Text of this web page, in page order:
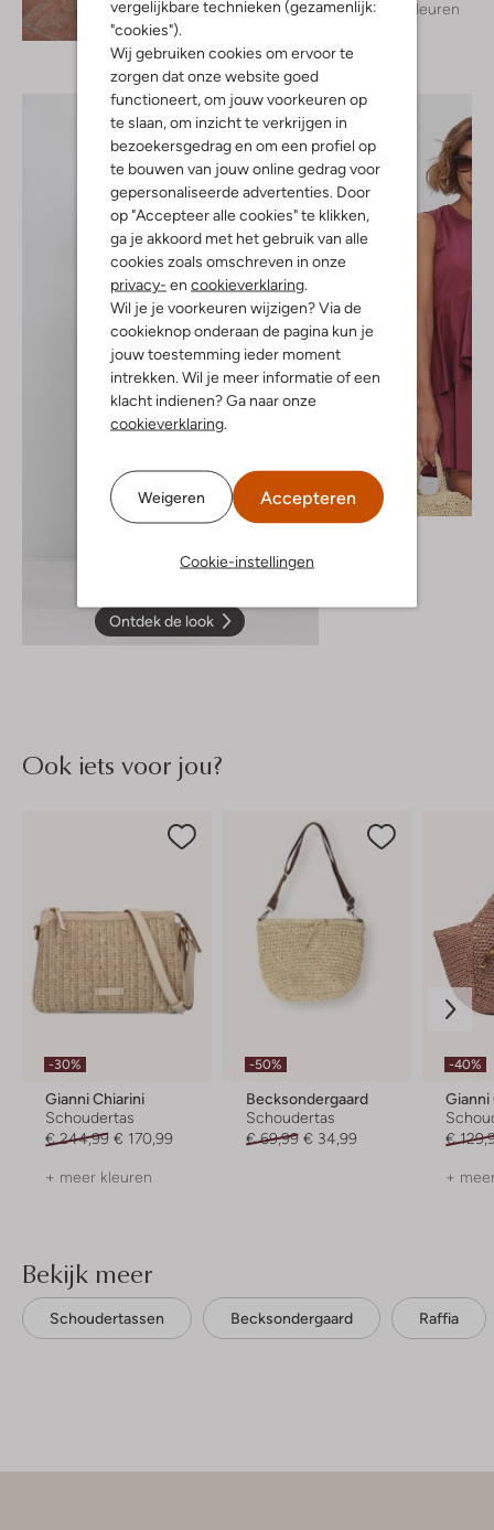
vergelijkbare technieken (gezamenlijk:
"cookies").
Wij gebruiken cookies om ervoor te
zorgen dat onze website goed
functioneert, om jouw voorkeuren op
te slaan, om inzicht te verkrijgen in
bezoekersgedrag en om een profiel op
te bouwen van jouw online gedrag voor
gepersonaliseerde advertenties. Door
op "Accepteer alle cookies" te klikken,
ga je akkoord met het gebruik van alle
cookies zoals omschreven in onze
privacy- en cookieverklaring.
Wil je je voorkeuren wijzigen? Via de
cookieknop onderaan de pagina kun je
jouw toestemming ieder moment
intrekken. Wil je meer informatie of een
klacht indienen? Ga naar onze
cookieverklaring.
Weigeren Accepteren
Cookie-instellingen
Ontdek de look + meer kleuren
Ontdek de look
Ook iets voor jou?
-30%
Gianni Chiarini
Schoudertas
€ 244,99 € 170,99
+ meer kleuren
-50%
Becksondergaard
Schoudertas
€ 69,99 € 34,99
-40%
Gianni
€
+
Bekijk meer
Schoudertassen Becksondergaard Raffia